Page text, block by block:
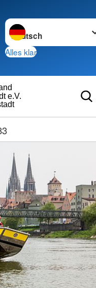
Sprache wechseln zu
Alles klar
e.V.